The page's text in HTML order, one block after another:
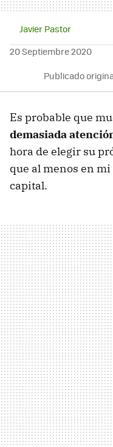
Javier Pastor
20 Septiembre 2020
Publicado
Es probable que
demasiada
hora de elegir su
que al menos en
capital.